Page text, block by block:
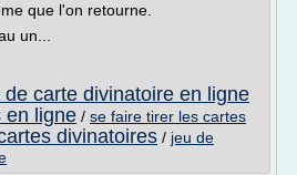
que l'on retourne.
un...
de carte divinatoire en ligne
en ligne / se faire tirer les cartes
divinatoires / jeu de